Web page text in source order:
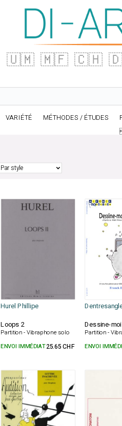
🇺🇲 🇲🇫 🇨🇭
VARIÉTÉ MÉTHODES / ÉTUDES
Hurel Phillipe
Loops 2
Partition - Vibraphone solo
Dessine-moi
Partition -
ENVOI IMMÉDIAT25.65 CHF ENVOI